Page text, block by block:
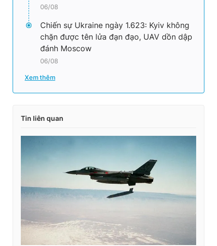
06/08
Chiến sự Ukraine ngày 1.623: Kyiv không
chặn được tên lửa đạn đạo, UAV dồn dập
đánh Moscow
06/08
Xem thêm
Tin liên quan